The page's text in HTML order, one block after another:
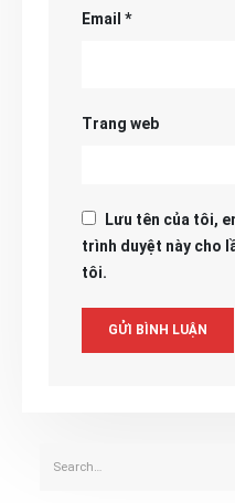
Email *
Trang web
Lưu tên của tôi,
trình duyệt này cho
tôi.